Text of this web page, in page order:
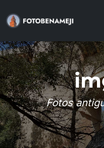
Fotos